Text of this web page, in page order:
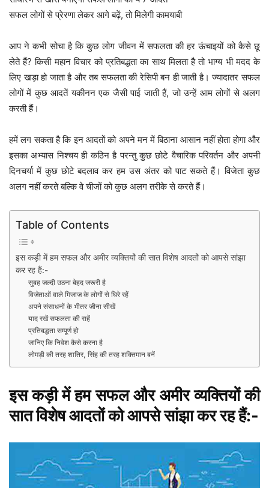
सफल लोगों से प्रेरणा लेकर आगे बढ़ें, तो मिलेगी कामयाबी
आप ने कभी सोचा है कि कुछ लोग जीवन में सफलता की हर ऊंचाइयों को कैसे छू
लेते हैं? किसी महान विचार को प्रतिबद्धता का साथ मिलता है तो भाग्य भी मदद के
लिए खड़ा हो जाता है और तब सफलता की रेसिपी बन ही जाती है। ज्यादातर सफल
लोगों में कुछ आदतें यकीनन एक जैसी पाई जाती हैं, जो उन्हें आम लोगों से अलग
करती हैं।
हमें लग सकता है कि इन आदतों को अपने मन में बिठाना आसान नहीं होता होगा और
इसका अभ्यास निश्चय ही कठिन है परन्तु कुछ छोटे वैचारिक परिवर्तन और अपनी
दिनचर्या में कुछ छोटे बदलाव कर हम उस अंतर को पाट सकते हैं। विजेता कुछ
अलग नहीं करते बल्कि वे चीजों को कुछ अलग तरीके से करते हैं।
Table of Contents
इस कड़ी में हम सफल और अमीर व्यक्तियों की सात विशेष आदतों को आपसे सांझा
कर रह हैं:-
सुबह जल्दी उठना बेहद जरूरी है
विजेताओं वाले मिजाज के लोगों से घिरे रहें
अपने संसाधनों के भीतर जीना सीखें
याद रखें सफलता की राहें
प्रतिबद्धता सम्पूर्ण हो
जानिए कि निवेश कैसे करना है
लोमड़ी की तरह शातिर, सिंह की तरह शक्तिमान बनें
इस कड़ी में हम सफल और अमीर व्यक्तियों की
सात विशेष आदतों को आपसे सांझा कर रह हैं:-